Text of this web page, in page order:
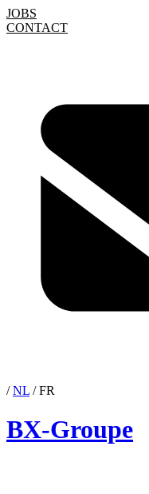
JOBS
CONTACT
/ NL / FR
BX-Groupe